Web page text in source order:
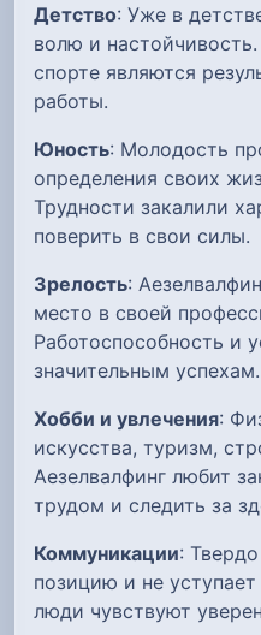
Детство: Уже в
волю и
спорте являются
работы.
Юность: Молодость
определения своих
Трудности закалили
поверить в свои силы.
Зрелость:
место в своей
Работоспособность и
значительным успехам.
Хобби и увлечения:
искусства, туризм,
Аезелвалфинг любит
трудом и следить за
Коммуникации:
позицию и не
люди чувствуют